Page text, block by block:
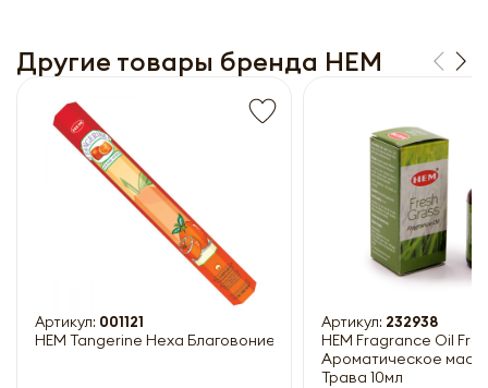
Другие товары бренда HEM
Артикул: 001121
HEM Tangerine Hexa Благовоние Мандарин 20шт
Артикул: 232938
HEM Fragrance Oil Fresh Grass
Ароматическое
Трава 10мл
Получить прайс-лист
Обязательны к заполнению